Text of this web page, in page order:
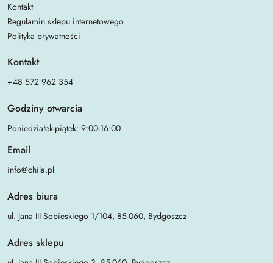
Kontakt
Regulamin sklepu internetowego
Polityka prywatności
Kontakt
+48 572 962 354
Godziny otwarcia
Poniedziałek-piątek: 9:00-16:00
Email
info@chila.pl
Adres biura
ul. Jana III Sobieskiego 1/104, 85-060, Bydgoszcz
Adres sklepu